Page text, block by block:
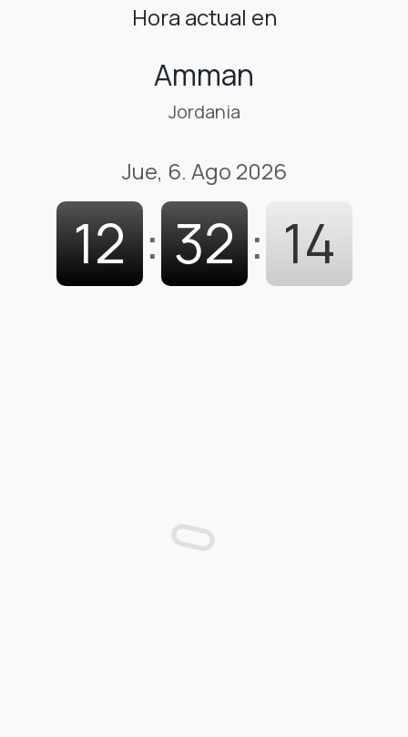
Hora actual en
Amman
Jordania
Jue, 6. Ago 2026
12 : 32 : 15